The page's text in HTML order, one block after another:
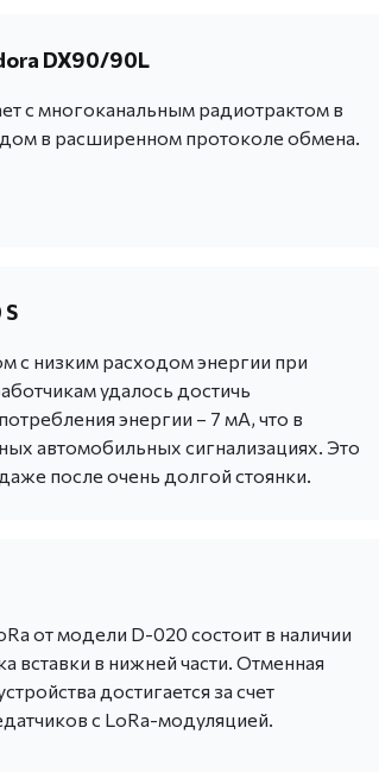
DX90/90L
c многоканальным радиотрактом в
в расширенном протоколе обмена.
с низким расходом энергии при
удалось достичь
энергии – 7 мА, что в
автомобильных сигнализациях. Это
после очень долгой стоянки.
от модели D-020 состоит в наличии
вставки в нижней части. Отменная
достигается за счет
с LoRa-модуляцией.